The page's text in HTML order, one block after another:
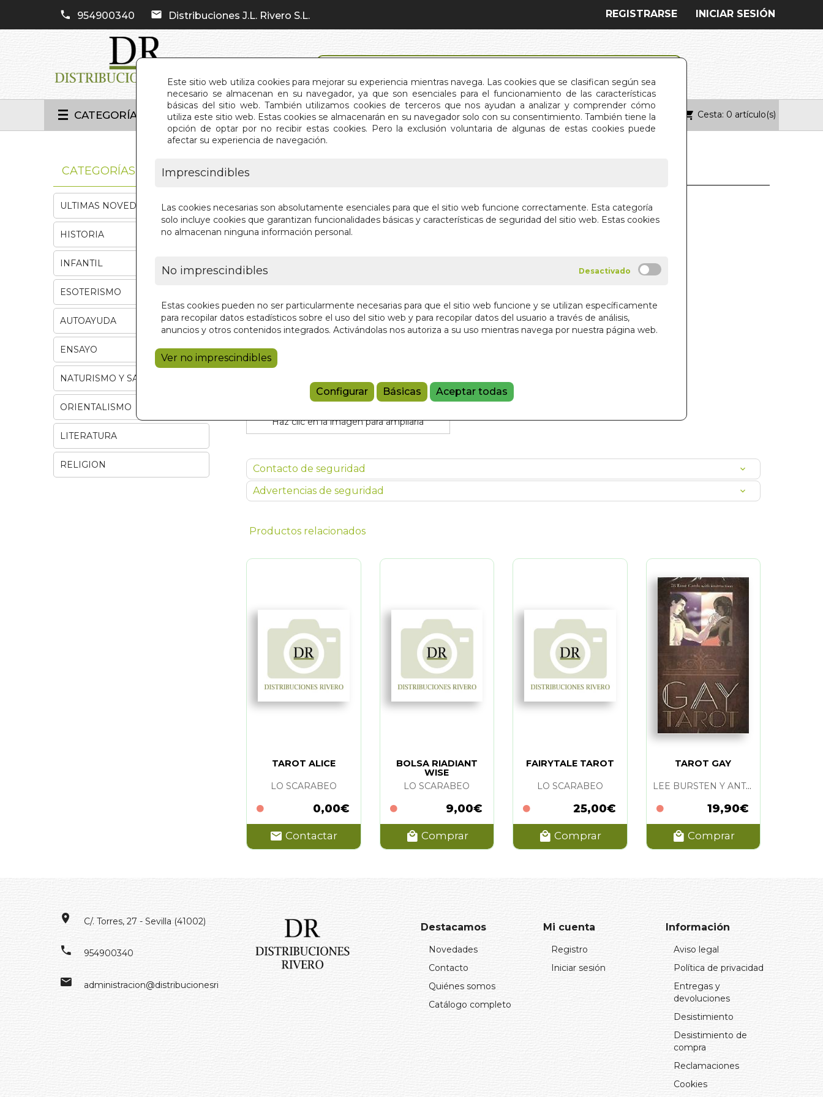
Este sitio web utiliza cookies para mejorar su experiencia mientras navega. Las cookies que se clasifican según sea
necesario se almacenan en su navegador, ya que son esenciales para el funcionamiento de las características
básicas del sitio web. También utilizamos cookies de terceros que nos ayudan a analizar y comprender cómo
utiliza este sitio web. Estas cookies se almacenarán en su navegador solo con su consentimiento. También tiene la
opción de optar por no recibir estas cookies. Pero la exclusión voluntaria de algunas de estas cookies puede
afectar su experiencia de navegación.
Imprescindibles
Las cookies necesarias son absolutamente esenciales para que el sitio web funcione correctamente. Esta categoría
solo incluye cookies que garantizan funcionalidades básicas y características de seguridad del sitio web. Estas cookies
no almacenan ninguna información personal.
No imprescindibles
Estas cookies pueden no ser particularmente necesarias para que el sitio web funcione y se utilizan específicamente
para recopilar datos estadísticos sobre el uso del sitio web y para recopilar datos del usuario a través de análisis,
anuncios y otros contenidos integrados. Activándolas nos autoriza a su uso mientras navega por nuestra página web.
Ver no imprescindibles
Configurar Básicas Aceptar todas
954900340 Distribuciones J.L. Rivero S.L. INICIAR SESIÓN
REGISTRARSE
CATEGORÍAS INICIO QUIÉNES SOMOS CONTACTO Cesta: 0 artículo(s)
Haz clic en la imagen para ampliarla
TAROT OF THE DREAM
ENCHANTRESS
Añadir a la cesta
Contacto de seguridad
Advertencias de seguridad
Productos relacionados
TAROT ALICE
LO SCARABEO
0,00€
Contactar
BOLSA RIADIANT
WISE
LO SCARABEO
9,00€
Comprar
FAIRYTALE TAROT
LO SCARABEO
25,00€
Comprar
TAROT GAY
LEE BURSTEN Y ANTONELLA PLATANO
19,90€
Comprar
CATEGORÍAS
ULTIMAS NOVEDADES
HISTORIA
INFANTIL
ESOTERISMO
AUTOAYUDA
ENSAYO
NATURISMO Y SALUD
ORIENTALISMO
LITERATURA
RELIGION
C/. Torres, 27 - Sevilla (41002)
954900340
administracion@distribucionesrivero.es
Destacamos
Novedades
Contacto
Quiénes somos
Catálogo completo
Mi cuenta
Registro
Iniciar sesión
Información
Aviso legal
Política de privacidad
Entregas y
devoluciones
Desistimiento
Desistimiento de
compra
Reclamaciones
Cookies